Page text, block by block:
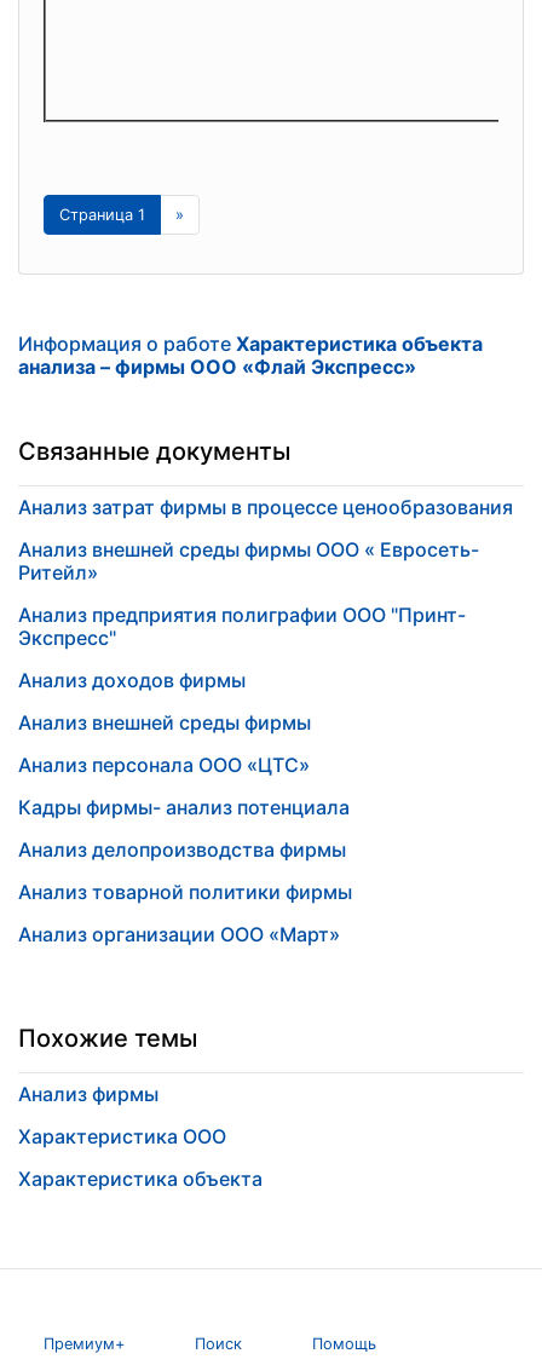
Страница 1 »
Информация о работе Характеристика объекта
анализа – фирмы ООО «Флай Экспресс»
Связанные документы
Анализ затрат фирмы в процессе ценообразования
Анализ внешней среды фирмы ООО « Евросеть-
Ритейл»
Анализ предприятия полиграфии ООО "Принт-
Экспресс"
Анализ доходов фирмы
Анализ внешней среды фирмы
Анализ персонала ООО «ЦТС»
Кадры фирмы- анализ потенциала
Анализ делопроизводства фирмы
Анализ товарной политики фирмы
Анализ организации ООО «Март»
Похожие темы
Анализ фирмы
Характеристика ООО
Характеристика объекта
Премиум+ Поиск Помощь